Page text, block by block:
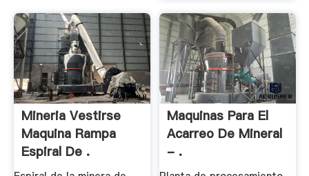
Mineria Vestirse
Maquina Rampa
Espiral De .
Maquinas Para El
Acarreo De Mineral
- .